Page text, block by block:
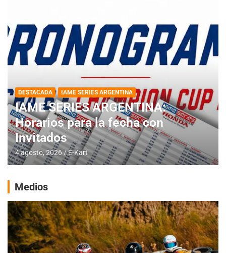
DESTACADA IAME SERIES ARGENTINA
IAME SERIES ARGENTINA:
Horarios para la fecha con
Invitados
4 agosto, 2026 E-Kart
Medios